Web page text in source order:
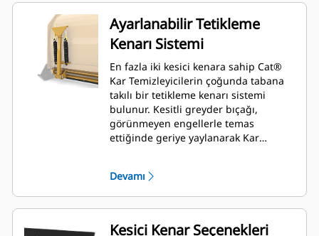
Ayarlanabilir Tetikleme
Kenarı Sistemi
En fazla iki kesici kenara sahip Cat®
Kar Temizleyicilerin çoğunda tabana
takılı bir tetikleme kenarı sistemi
bulunur. Kesitli greyder bıçağı,
görünmeyen engellerle temas
ettiğinde geriye yaylanarak Kar
olmayan kauçuk kesici kenar seçeneği,
Mikro Yükleyici Ataşman Değiştirici
kullanan tüm modellere uyum
sağlayacak şekilde 2,6 m (8 ft), 3,2 m
Devamı
Kesici Kenar Seçenekleri